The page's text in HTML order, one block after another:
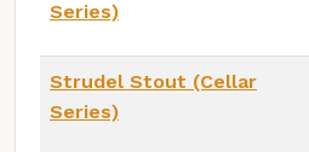
Series)
Strudel Stout (Cellar
Series)